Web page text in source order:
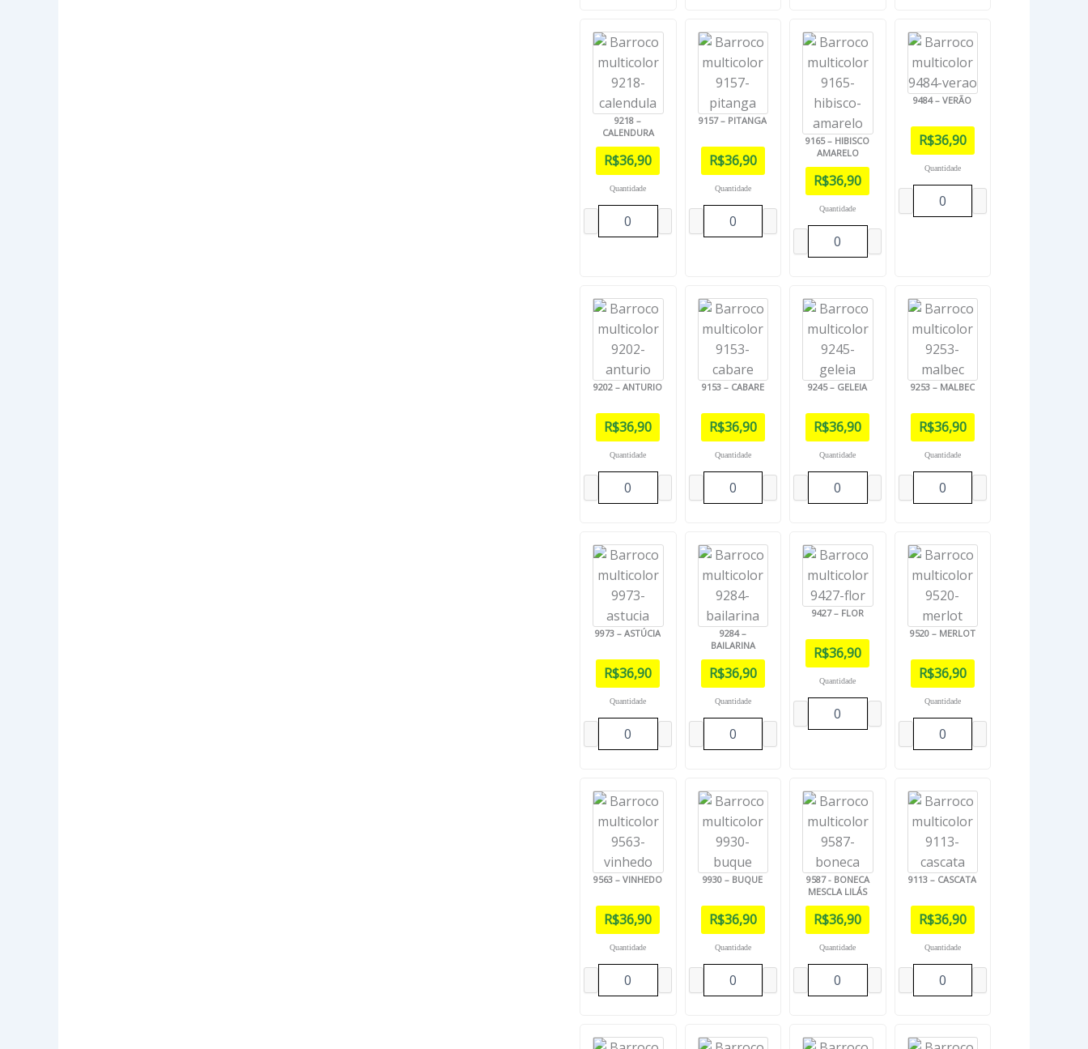
9218 –
CALENDURA
R$36,90
Quantidade
9157 – PITANGA
R$36,90
Quantidade
9165 – HIBISCO
AMARELO
R$36,90
Quantidade
9484 – VERÃO
R$36,90
Quantidade
9202 – ANTURIO
R$36,90
Quantidade
9153 – CABARE
R$36,90
Quantidade
9245 – GELEIA
R$36,90
Quantidade
9253 – MALBEC
R$36,90
Quantidade
9973 – ASTÚCIA
R$36,90
Quantidade
9284 –
BAILARINA
R$36,90
Quantidade
9427 – FLOR
R$36,90
Quantidade
9520 – MERLOT
R$36,90
Quantidade
9563 – VINHEDO
R$36,90
Quantidade
9930 – BUQUE
R$36,90
Quantidade
9587 - BONECA
MESCLA LILÁS
R$36,90
Quantidade
9113 – CASCATA
R$36,90
Quantidade